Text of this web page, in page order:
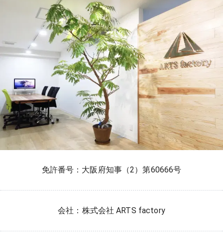
免許番号：大阪府知事（2）第60666号
会社：株式会社 ARTS factory